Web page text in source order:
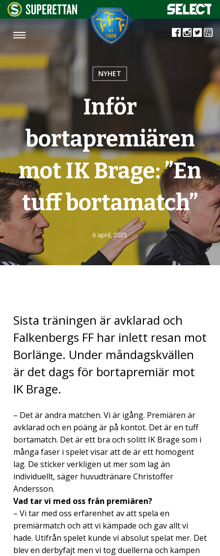
NYHET
Inför
bortapremiären
mot IK Brage: ”En
tuff bortamatch”
6 april, 2025
Sista träningen är avklarad och
Falkenbergs FF har inlett resan mot
Borlänge. Under måndagskvällen
är det dags för bortapremiär mot
IK Brage.
– Det är andra matchen. Vi är igång. Premiären är
avklarad och en poäng är på kontot. Det är en tuff
bortamatch. Det är ett bra och solitt IK Brage som i
många faser i spelet visar att de är ett homogent
lag. De sticker verkligen ut mer som lag än
individuellt, säger huvudtränare Christoffer
Andersson.
Vad tar vi med oss från premiären?
– Vi tar med oss erfarenhet av att spela en
premiärmatch och att vi kämpade och gav allt vi
hade. Utifrån spelet kunde vi absolut spelat mer. Det
blev en derbyfajt men vi tog duellerna och kampen